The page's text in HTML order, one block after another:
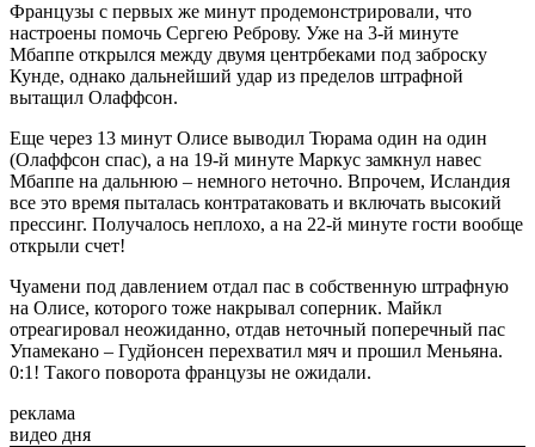
Французы с первых же минут продемонстрировали, что
настроены помочь Сергею Реброву. Уже на 3-й минуте
Мбаппе открылся между двумя центрбеками под заброску
Кунде, однако дальнейший удар из пределов штрафной
вытащил Олаффсон.
Еще через 13 минут Олисе выводил Тюрама один на один
(Олаффсон спас), а на 19-й минуте Маркус замкнул навес
Мбаппе на дальнюю – немного неточно. Впрочем, Исландия
все это время пыталась контратаковать и включать высокий
прессинг. Получалось неплохо, а на 22-й минуте гости вообще
открыли счет!
Чуамени под давлением отдал пас в собственную штрафную
на Олисе, которого тоже накрывал соперник. Майкл
отреагировал неожиданно, отдав неточный поперечный пас
Упамекано – Гудйонсен перехватил мяч и прошил Меньяна.
0:1! Такого поворота французы не ожидали.
реклама
видео дня